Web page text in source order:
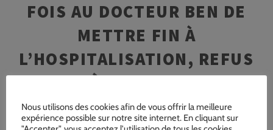
FOIS AU DOCTEUR BEN DE
METTRE FIN À
L’HOSPITALISATION, REFUS
POLI À CHAQUE FOIS.
Nous utilisons des cookies afin de vous offrir la meilleure
expérience possible sur notre site internet. En cliquant sur